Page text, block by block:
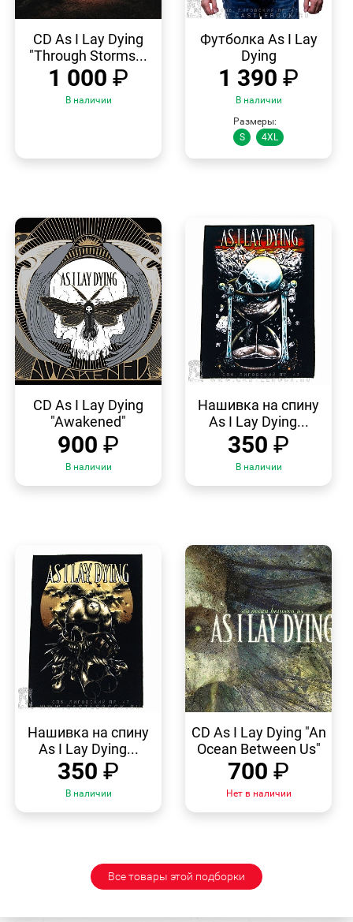
ПРОСМОТР
CD As I Lay Dying
"Through Storms...
1 000 ₽
В наличии
ПРОСМОТР
Футболка As I Lay
Dying
1 390 ₽
В наличии
Размеры:
S
4XL
ПРОСМОТР
CD As I Lay Dying
"Awakened"
900 ₽
В наличии
ПРОСМОТР
Нашивка на спину
As I Lay Dying...
350 ₽
В наличии
ПРОСМОТР
Нашивка на спину
As I Lay Dying...
350 ₽
В наличии
ПРОСМОТР
CD As I Lay Dying "An
Ocean Between Us"
700 ₽
Нет в наличии
Все товары этой подборки